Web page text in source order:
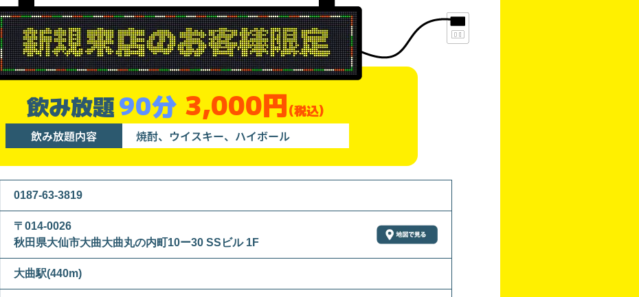
飲み放題90分 3,000円(税込)
飲み放題内容 焼酎、ウイスキー、ハイボール
0187-63-3819
〒014-0026
秋田県大仙市大曲大曲丸の内町10ー30 SSビル 1F
大曲駅(440m)